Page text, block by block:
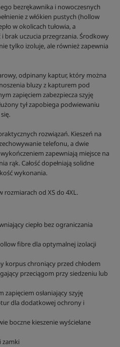
bezrękawnika i nowoczesnych
z włókien pustych (hollow
w okolicach tułowia, a
brak uczucia przegrzania. Środkowy
tylko izoluje, ale również zapewnia
odpinany kaptur, który można
bluzy z kapturem pod
zapięciem zabezpiecza szyję
tył zapobiega podwiewaniu
rozwiązań. Kieszeń na
telefonu, a dwie
zapewniają miejsce na
rąk. Całość dopełniają solidne
wykonania.
rozmiarach od XS do 4XL.
ciepło bez ograniczania
fibre dla optymalnej izolacji
korpus chroniący przed chłodem
przeciągom przy siedzeniu lub
zapięciem osłaniający szyję
dla dodatkowej ochrony i
boczne kieszenie wyściełane
zamki